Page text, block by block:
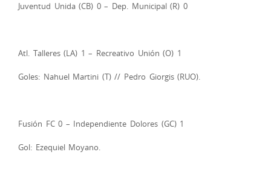
Juventud Unida (CB) 0 – Dep. Municipal (R) 0
Atl. Talleres (LA) 1 – Recreativo Unión (O) 1
Goles: Nahuel Martini (T) // Pedro Giorgis (RUO).
Fusión FC 0 – Independiente Dolores (GC) 1
Gol: Ezequiel Moyano.